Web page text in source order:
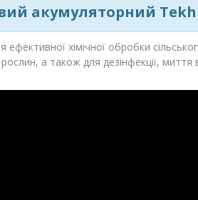
акумуляторний
хімічної обробки
а також для дезінфекції, миття